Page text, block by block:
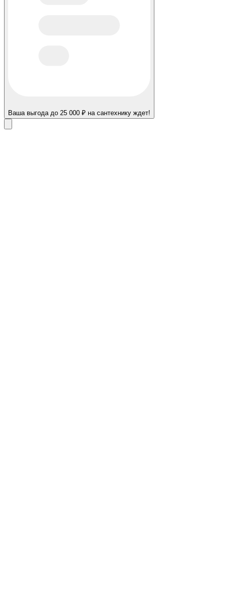
Ваша выгода до 25 000 ₽ на сантехнику ждет!